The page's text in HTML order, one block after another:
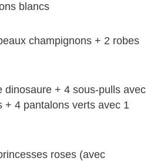
blancs
champignons + 2 robes
dinosaure + 4 sous-pulls avec
+ 4 pantalons verts avec 1
roses (avec